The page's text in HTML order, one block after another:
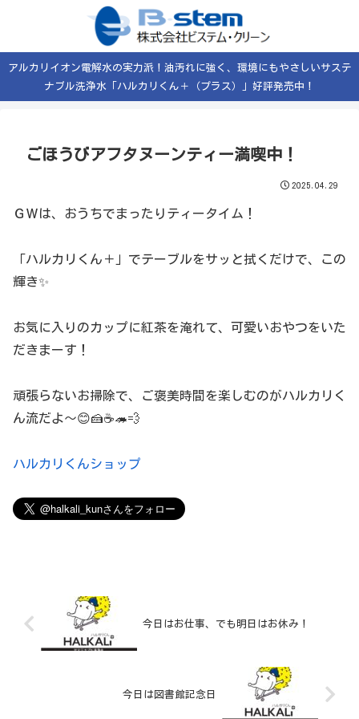
アルカリイオン電解水の実力派！油汚れに強く、環境にもやさしいサステ
ナブル洗浄水「ハルカリくん＋（プラス）」好評発売中！
ごほうびアフタヌーンティー満喫中！
2025.04.29
ＧＷは、おうちでまったりティータイム！
「ハルカリくん＋」でテーブルをサッと拭くだけで、この
輝き✨
お気に入りのカップに紅茶を淹れて、可愛いおやつをいた
だきまーす！
頑張らないお掃除で、ご褒美時間を楽しむのがハルカリく
ん流だよ〜😊🍰☕🦔💨
ハルカリくんショップ
今日はお仕事、でも明日はお休み！
今日は図書館記念日